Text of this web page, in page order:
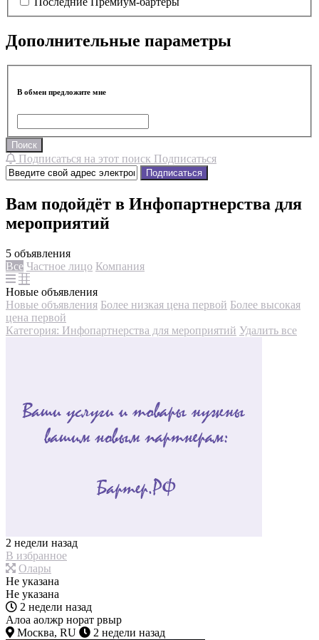
Дополнительные параметры
В обмен предложите мне
Поиск
Подписаться на этот поиск Подписаться
Подписаться
Вам подойдёт в Инфопартнерства для
мероприятий
5 объявления
Все Частное лицо Компания
Новые объявления
Новые объявления Более низкая цена первой Более высокая
цена первой
Категория: Инфопартнерства для мероприятий Удалить все
2 недели назад
В избранное
Олары
Не указана
Не указана
2 недели назад
Алоа аолжр норат рвыр
Москва, RU
2 недели назад